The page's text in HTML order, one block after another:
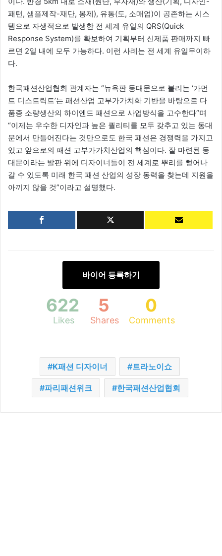
패턴, 샘플제작-재단, 봉제), 유통(도, 소매업)이 공존하는 시스
템으로 자생적으로 발생한 전 세계 유일의 QRS(Quick
Response System)를 확보하여 기획부터 신제품 판매까지 빠
르면 2일 내에 모두 가능하다. 이런 사례는 전 세계 유일무이하
다.
한국패션산업협회 관계자는 “뉴욕판 동대문으로 불리는 ‘가먼
트 디스트릭트’는 패션산업 고부가가치화 기반을 바탕으로 다
품종 소량생산의 하이엔드 패션으로 사업방식을 고수한다“며
“이제는 우수한 디자인과 높은 퀄리티를 모두 갖추고 있는 동대
문에서 만들어진다는 것만으로도 한국 패션은 경쟁력을 가지고
있고 앞으로의 패션 고부가가치산업의 핵심이다. 잘 마련된 동
대문이라는 발판 위에 디자이너들이 전 세계로 뿌리를 뻗어나
갈 수 있도록 미래 한국 패션 산업의 성장 동력을 찾는데 지원을
아끼지 않을 것”이라고 설명했다.
바이어 등록하기
622
Likes
5
Shares
0
Comments
K패션 디자이너 트라노이쇼
파리패션위크 한국패션산업협회